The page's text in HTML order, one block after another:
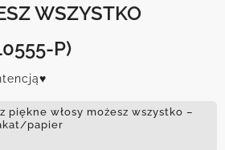
WSZYSTKO
P)
piękne włosy możesz wszystko –
papier